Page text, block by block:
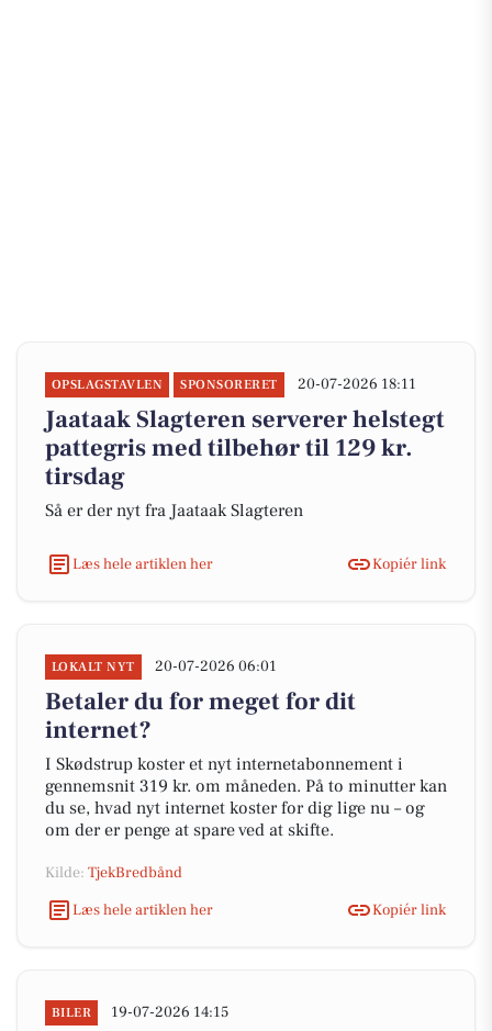
OPSLAGSTAVLEN SPONSORERET 20-07-2026 18:11
Jaataak Slagteren serverer helstegt
pattegris med tilbehør til 129 kr.
tirsdag
Så er der nyt fra Jaataak Slagteren
Læs hele artiklen her Kopiér link
LOKALT NYT 20-07-2026 06:01
Betaler du for meget for dit
internet?
I Skødstrup koster et nyt internetabonnement i
gennemsnit 319 kr. om måneden. På to minutter kan
du se, hvad nyt internet koster for dig lige nu – og
om der er penge at spare ved at skifte.
Kilde: TjekBredbånd
Læs hele artiklen her
Kopiér link
BILER 19-07-2026 14:15